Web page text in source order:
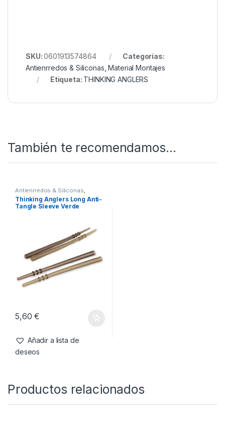
SKU:0601913574864
Categorías:
Antienrredos & Siliconas ,Material Montajes
Etiqueta: THINKING ANGLERS
También te recomendamos…
Antienrredos & Siliconas
Material Montajes
Thinking Anglers Long Anti-
Tangle Sleeve Verde
5,60€
Añadir a lista de
deseos
Productos relacionados